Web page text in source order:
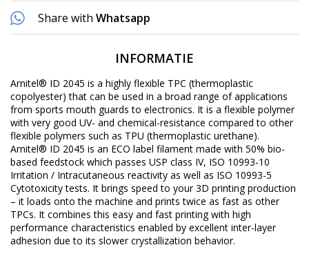
Share with Whatsapp
INFORMATIE
Arnitel® ID 2045 is a highly flexible TPC (thermoplastic
copolyester) that can be used in a broad range of applications
from sports mouth guards to electronics. It is a flexible polymer
with very good UV- and chemical-resistance compared to other
flexible polymers such as TPU (thermoplastic urethane).
Arnitel® ID 2045 is an ECO label filament made with 50% bio-
based feedstock which passes USP class IV, ISO 10993-10
Irritation / Intracutaneous reactivity as well as ISO 10993-5
Cytotoxicity tests. It brings speed to your 3D printing production
– it loads onto the machine and prints twice as fast as other
TPCs. It combines this easy and fast printing with high
performance characteristics enabled by excellent inter-layer
adhesion due to its slower crystallization behavior.